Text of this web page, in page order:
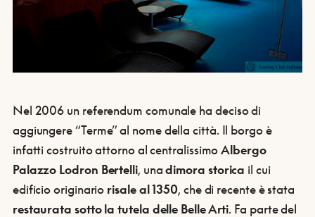
Nel 2006 un referendum comunale ha deciso di
aggiungere “Terme” al nome della città. Il borgo è
infatti costruito attorno al centralissimoAlbergo
Palazzo Lodron Bertelli, unadimora storica il cui
edificio originario risale al 1350, che di recente è stata
restaurata sotto la tutela delle Belle Arti. Fa parte del